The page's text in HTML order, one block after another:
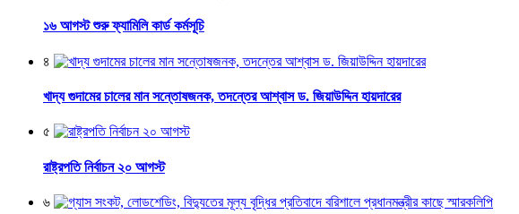
১৬ আগস্ট শুরু ফ্যামিলি কার্ড কর্মসূচি
৪
খাদ্য গুদামের চালের মান সন্তোষজনক, তদন্তের আশ্বাস ড. জিয়াউদ্দিন হায়দারের
৫
রাষ্ট্রপতি নির্বাচন ২০ আগস্ট
৬